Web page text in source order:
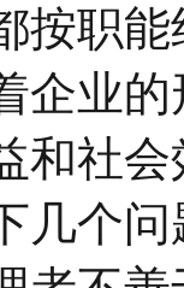
按职
企业
和社
几个